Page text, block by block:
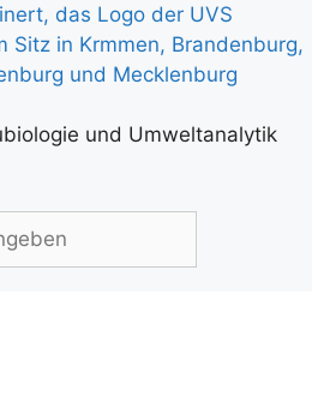
und Umweltanalytik